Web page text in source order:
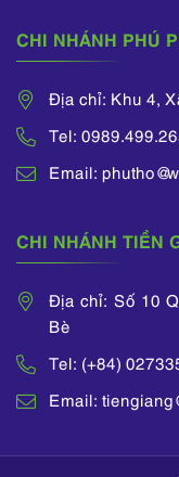
CHI NHÁNH PHÚ
Địa chỉ: Khu 4,
Tel:
Email:
CHI NHÁNH TIỀN
Địa chỉ: Số 10
Bè
Tel: (+84)
Email: